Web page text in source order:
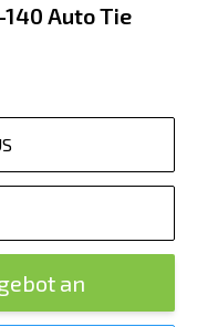
Auto Tie
an